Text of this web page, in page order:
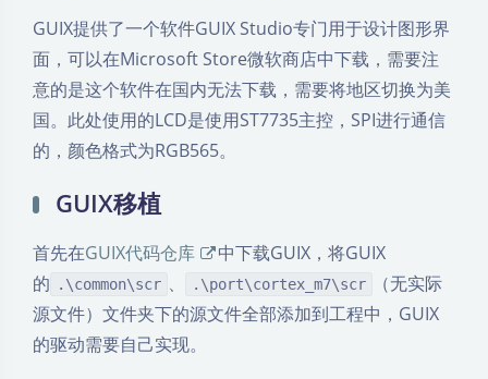
GUIX提供了一个软件GUIX Studio专门用于设计图形界
面，可以在Microsoft Store微软商店中下载，需要注
意的是这个软件在国内无法下载，需要将地区切换为美
国。此处使用的LCD是使用ST7735主控，SPI进行通信
的，颜色格式为RGB565。
GUIX移植
首先在GUIX代码仓库
中下载GUIX，将GUIX
的
.\common\scr 、 .\port\cortex_m7\scr
（无实际
源文件）文件夹下的源文件全部添加到工程中，GUIX
的驱动需要自己实现。